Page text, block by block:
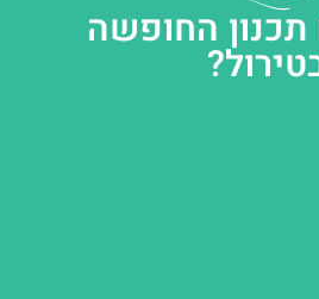
החופשה